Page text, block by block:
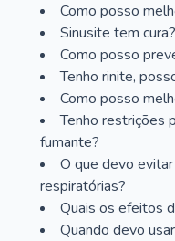
Como posso
Sinusite tem cura?
Como posso
Tenho rinite,
Como posso
Tenho restrições
fumante?
O que devo
respiratórias?
Quais os efeitos
Quando devo